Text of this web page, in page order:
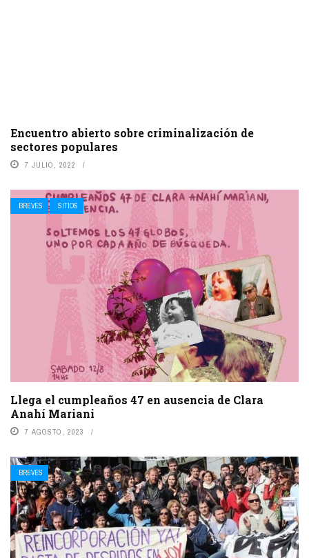
Encuentro abierto sobre criminalización de
sectores populares
7 JULIO, 2022
BREVES SITIOS
Llega el cumpleaños 47 en ausencia de Clara
Anahí Mariani
7 AGOSTO, 2023
BREVES